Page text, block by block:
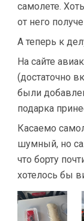
самолете.
от него
А теперь к
На сайте
(достаточно
были
подарка
Касаемо
шумный, но
что борту
хотелось бы